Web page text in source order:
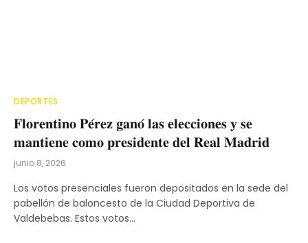
DEPORTES
𝐅𝐥𝐨𝐫𝐞𝐧𝐭𝐢𝐧𝐨 𝐏𝐞́𝐫𝐞𝐳 𝐠𝐚𝐧𝐨́ 𝐥𝐚𝐬 𝐞𝐥𝐞𝐜𝐜𝐢𝐨𝐧𝐞𝐬 𝐲 𝐬𝐞
𝐦𝐚𝐧𝐭𝐢𝐞𝐧𝐞 𝐜𝐨𝐦𝐨 𝐩𝐫𝐞𝐬𝐢𝐝𝐞𝐧𝐭𝐞 𝐝𝐞𝐥 𝐑𝐞𝐚𝐥 𝐌𝐚𝐝𝐫𝐢𝐝
junio 8, 2026
Los votos presenciales fueron depositados en la sede del
pabellón de baloncesto de la Ciudad Deportiva de
Valdebebas. Estos votos…